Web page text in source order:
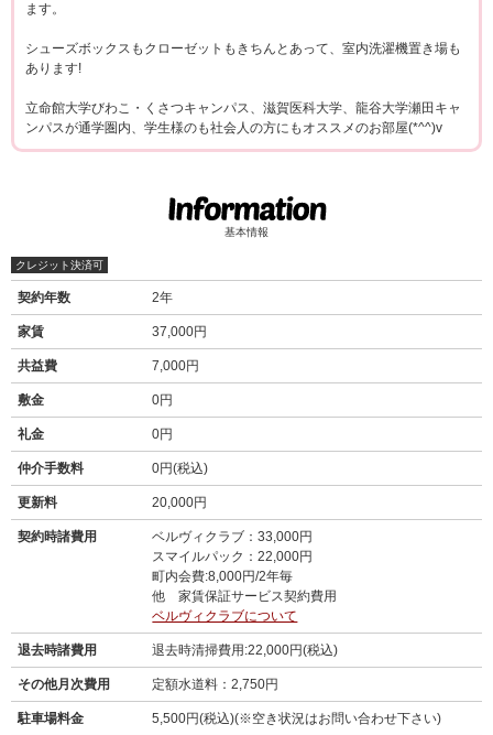
ます。
シューズボックスもクローゼットもきちんとあって、室内洗濯機置き場も
あります!
立命館大学びわこ・くさつキャンパス、滋賀医科大学、龍谷大学瀬田キャ
ンパスが通学圏内、学生様のも社会人の方にもオススメのお部屋(*^^)v
基本情報
クレジット決済可
契約年数 2年
家賃 37,000円
共益費 7,000円
敷金 0円
礼金 0円
仲介手数料 0円(税込)
更新料 20,000円
契約時諸費用
ベルヴィクラブ：33,000円
スマイルパック：22,000円
町内会費:8,000円/2年毎
他 家賃保証サービス契約費用
ベルヴィクラブについて
退去時諸費用 退去時清掃費用:22,000円(税込)
その他月次費用 定額水道料：2,750円
駐車場料金 5,500円(税込)(※空き状況はお問い合わせ下さい)